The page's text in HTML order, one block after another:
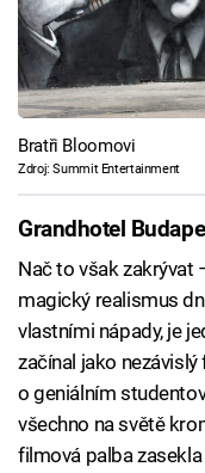
Bratři Bloomovi
Zdroj: Summit Entertainment
Grandhotel
Nač to však zakrývat
magický realismus
vlastními nápady, je
začínal jako
o geniálním
všechno na světě
filmová palba